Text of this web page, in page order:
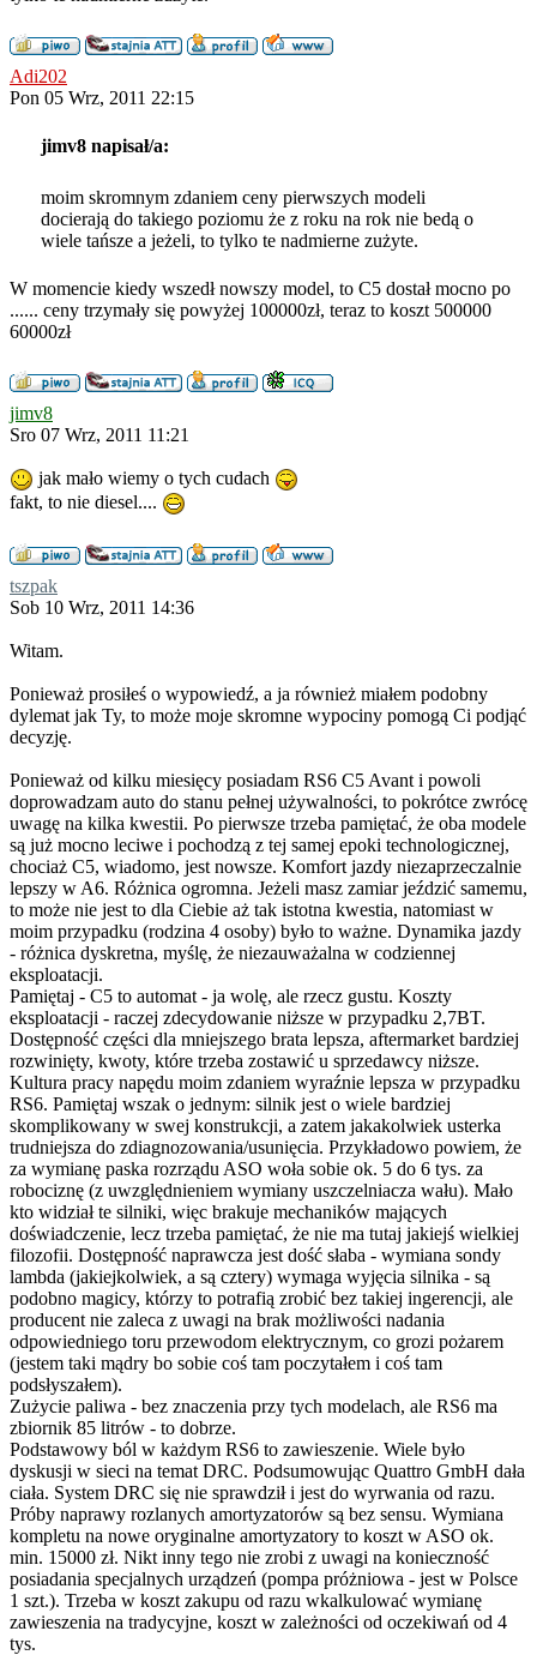
Adi202
Pon 05 Wrz, 2011 22:15
jimv8 napisał/a:
moim skromnym zdaniem ceny pierwszych modeli
docierają do takiego poziomu że z roku na rok nie bedą o
wiele tańsze a jeżeli, to tylko te nadmierne zużyte.
W momencie kiedy wszedł nowszy model, to C5 dostał mocno po
...... ceny trzymały się powyżej 100000zł, teraz to koszt 500000
60000zł
jimv8
Sro 07 Wrz, 2011 11:21
jak mało wiemy o tych cudach
fakt, to nie diesel....
tszpak
Sob 10 Wrz, 2011 14:36
Witam.
Ponieważ prosiłeś o wypowiedź, a ja również miałem podobny
dylemat jak Ty, to może moje skromne wypociny pomogą Ci podjąć
decyzję.
Ponieważ od kilku miesięcy posiadam RS6 C5 Avant i powoli
doprowadzam auto do stanu pełnej używalności, to pokrótce zwrócę
uwagę na kilka kwestii. Po pierwsze trzeba pamiętać, że oba modele
są już mocno leciwe i pochodzą z tej samej epoki technologicznej,
chociaż C5, wiadomo, jest nowsze. Komfort jazdy niezaprzeczalnie
lepszy w A6. Różnica ogromna. Jeżeli masz zamiar jeździć samemu,
to może nie jest to dla Ciebie aż tak istotna kwestia, natomiast w
moim przypadku (rodzina 4 osoby) było to ważne. Dynamika jazdy
- różnica dyskretna, myślę, że niezauważalna w codziennej
eksploatacji.
Pamiętaj - C5 to automat - ja wolę, ale rzecz gustu. Koszty
eksploatacji - raczej zdecydowanie niższe w przypadku 2,7BT.
Dostępność części dla mniejszego brata lepsza, aftermarket bardziej
rozwinięty, kwoty, które trzeba zostawić u sprzedawcy niższe.
Kultura pracy napędu moim zdaniem wyraźnie lepsza w przypadku
RS6. Pamiętaj wszak o jednym: silnik jest o wiele bardziej
skomplikowany w swej konstrukcji, a zatem jakakolwiek usterka
trudniejsza do zdiagnozowania/usunięcia. Przykładowo powiem, że
za wymianę paska rozrządu ASO woła sobie ok. 5 do 6 tys. za
robociznę (z uwzględnieniem wymiany uszczelniacza wału). Mało
kto widział te silniki, więc brakuje mechaników mających
doświadczenie, lecz trzeba pamiętać, że nie ma tutaj jakiejś wielkiej
filozofii. Dostępność naprawcza jest dość słaba - wymiana sondy
lambda (jakiejkolwiek, a są cztery) wymaga wyjęcia silnika - są
podobno magicy, którzy to potrafią zrobić bez takiej ingerencji, ale
producent nie zaleca z uwagi na brak możliwości nadania
odpowiedniego toru przewodom elektrycznym, co grozi pożarem
(jestem taki mądry bo sobie coś tam poczytałem i coś tam
podsłyszałem).
Zużycie paliwa - bez znaczenia przy tych modelach, ale RS6 ma
zbiornik 85 litrów - to dobrze.
Podstawowy ból w każdym RS6 to zawieszenie. Wiele było
dyskusji w sieci na temat DRC. Podsumowując Quattro GmbH dała
ciała. System DRC się nie sprawdził i jest do wyrwania od razu.
Próby naprawy rozlanych amortyzatorów są bez sensu. Wymiana
kompletu na nowe oryginalne amortyzatory to koszt w ASO ok.
min. 15000 zł. Nikt inny tego nie zrobi z uwagi na konieczność
posiadania specjalnych urządzeń (pompa próżniowa - jest w Polsce
1 szt.). Trzeba w koszt zakupu od razu wkalkulować wymianę
zawieszenia na tradycyjne, koszt w zależności od oczekiwań od 4
tys.